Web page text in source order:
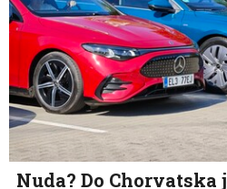
Nuda? Do